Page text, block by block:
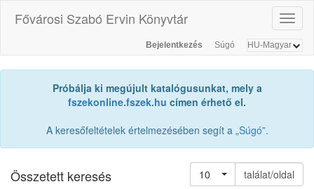
Fővárosi Szabó Ervin Könyvtár
Bejelentkezés Súgó
Próbálja ki megújult katalógusunkat, mely a
fszekonline.fszek.hu címen érhető el.
A keresőfeltételek értelmezésében segít a „Súgó”.
Összetett keresés 10
találat/oldal